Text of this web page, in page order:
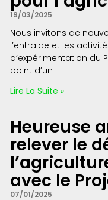
19/03/2025
Nous invitons de
l’entraide et les
d’expérimentation du
point d’un
Lire La Suite »
Heureuse
relever le
avec le
07/01/2025